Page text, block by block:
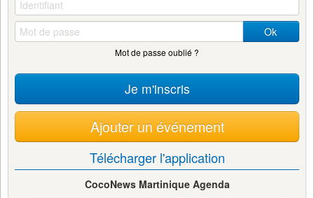
Ok
Mot de passe oublié ?
Je m'inscris
Ajouter un événement
Télécharger l'application
CocoNews Martinique Agenda